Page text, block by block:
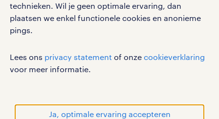
technieken. Wil je geen optimale ervaring, dan
plaatsen we enkel functionele cookies en anonieme
pings.
Lees ons privacy statement of onze cookieverklaring
voor meer informatie.
Ja, optimale ervaring accepteren
gebruikersvoorwaarden
privacystatement
cookies
handelsmerken van Randstad N.V.